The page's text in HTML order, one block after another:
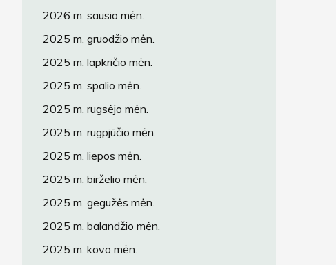
2026 m. sausio mėn.
2025 m. gruodžio mėn.
2025 m. lapkričio mėn.
2025 m. spalio mėn.
2025 m. rugsėjo mėn.
2025 m. rugpjūčio mėn.
2025 m. liepos mėn.
2025 m. birželio mėn.
2025 m. gegužės mėn.
2025 m. balandžio mėn.
2025 m. kovo mėn.